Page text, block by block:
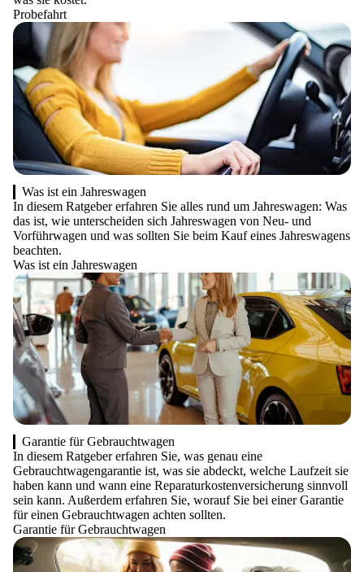
Probefahrt
Was ist ein Jahreswagen
In diesem Ratgeber erfahren Sie alles rund um Jahreswagen: Was
das ist, wie unterscheiden sich Jahreswagen von Neu- und
Vorführwagen und was sollten Sie beim Kauf eines Jahreswagens
beachten.
Was ist ein Jahreswagen
Garantie für Gebrauchtwagen
In diesem Ratgeber erfahren Sie, was genau eine
Gebrauchtwagengarantie ist, was sie abdeckt, welche Laufzeit sie
haben kann und wann eine Reparaturkostenversicherung sinnvoll
sein kann. Außerdem erfahren Sie, worauf Sie bei einer Garantie
für einen Gebrauchtwagen achten sollten.
Garantie für Gebrauchtwagen